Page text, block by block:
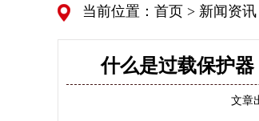
当前位置： 首页 > 新闻资讯
什么是过载保护
文章